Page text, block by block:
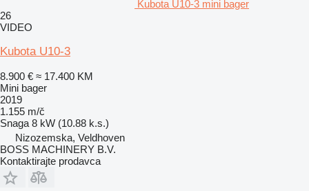
Kubota U10-3 mini bager
26
VIDEO
Kubota U10-3
8.900 € ≈ 17.400 KM
Mini bager
2019
1.155 m/č
Snaga 8 kW (10.88 k.s.)
Nizozemska, Veldhoven
BOSS MACHINERY B.V.
Kontaktirajte prodavca